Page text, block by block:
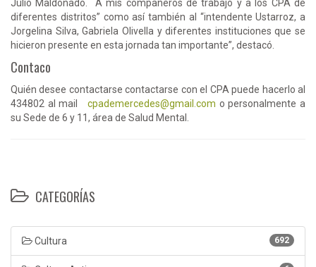
Julio Maldonado. A mis compañeros de trabajo y a los CPA de
diferentes distritos” como así también al “intendente Ustarroz, a
Jorgelina Silva, Gabriela Olivella y diferentes instituciones que se
hicieron presente en esta jornada tan importante”, destacó.
Contaco
Quién desee contactarse contactarse con el CPA puede hacerlo al
434802 al mailcpademercedes@gmail.com o personalmente a
su Sede de 6 y 11, área de Salud Mental.
CATEGORÍAS
692
Cultura